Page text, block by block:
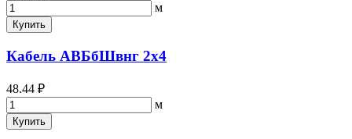
м
Купить
Кабель АВБбШвнг 2х4
48.44 ₽
м
Купить